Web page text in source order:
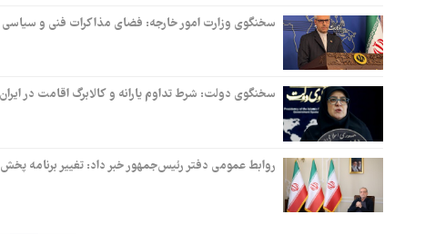
سخنگوی وزارت امور خارجه: فضای مذاکرات فنی و سیاسی
سخنگوی دولت: شرط تداوم یارانه و کالابرگ اقامت در
روابط عمومی دفتر رئیس‌جمهور خبر داد: تغییر برنامه